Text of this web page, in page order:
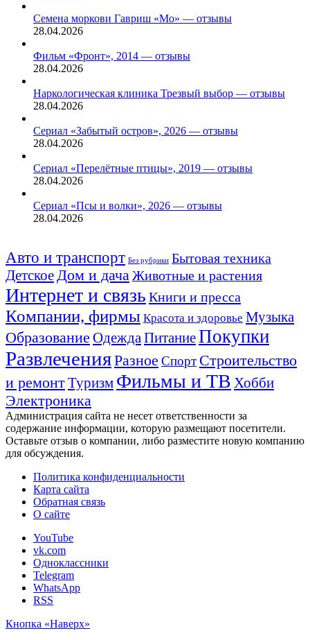
Семена моркови Гавриш «Мо» — отзывы
28.04.2026
Фильм «Фронт», 2014 — отзывы
28.04.2026
Наркологическая клиника Трезвый выбор — отзывы
28.04.2026
Сериал «Забытый остров», 2026 — отзывы
28.04.2026
Сериал «Перелётные птицы», 2019 — отзывы
28.04.2026
Сериал «Псы и волки», 2026 — отзывы
28.04.2026
Авто и транспорт Без рубрики Бытовая техника
ДетскоеДом и дачаЖивотные и растения
Интернет и связь Книги и пресса
Компании, фирмы Красота и здоровье Музыка
Образование ОдеждаПитаниеПокупки
РазвлеченияРазное Спорт Строительство
и ремонтТуризм Фильмы и ТВ Хобби
Электроника
Администрация сайта не несет ответственности за
содержание информации, которую размещают посетители.
Оставьте отзыв о компании, либо разместите новую компанию
для обсуждения.
Политика конфиденциальности
Карта сайта
Обратная связь
О сайте
YouTube
vk.com
Одноклассники
Telegram
WhatsApp
RSS
Кнопка «Наверх»